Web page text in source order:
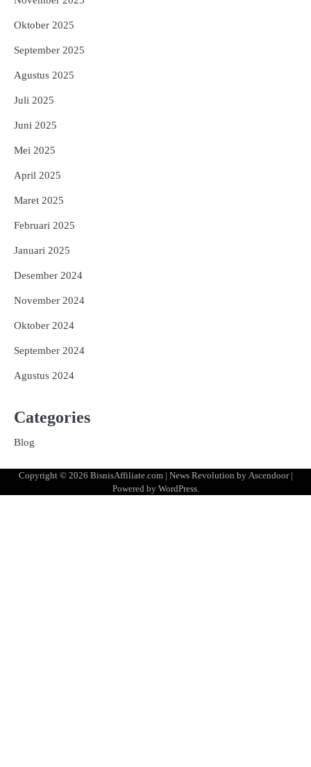
Oktober 2025
September 2025
Agustus 2025
Juli 2025
Juni 2025
Mei 2025
April 2025
Maret 2025
Februari 2025
Januari 2025
Desember 2024
November 2024
Oktober 2024
September 2024
Agustus 2024
Categories
Blog
Copyright © 2026 BisnisAffiliate.com| News Revolution by Ascendoor|
Powered by WordPress.